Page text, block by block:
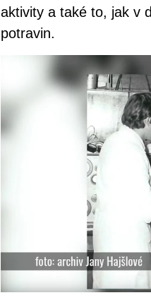
aktivity a také to, jak v
potravin.